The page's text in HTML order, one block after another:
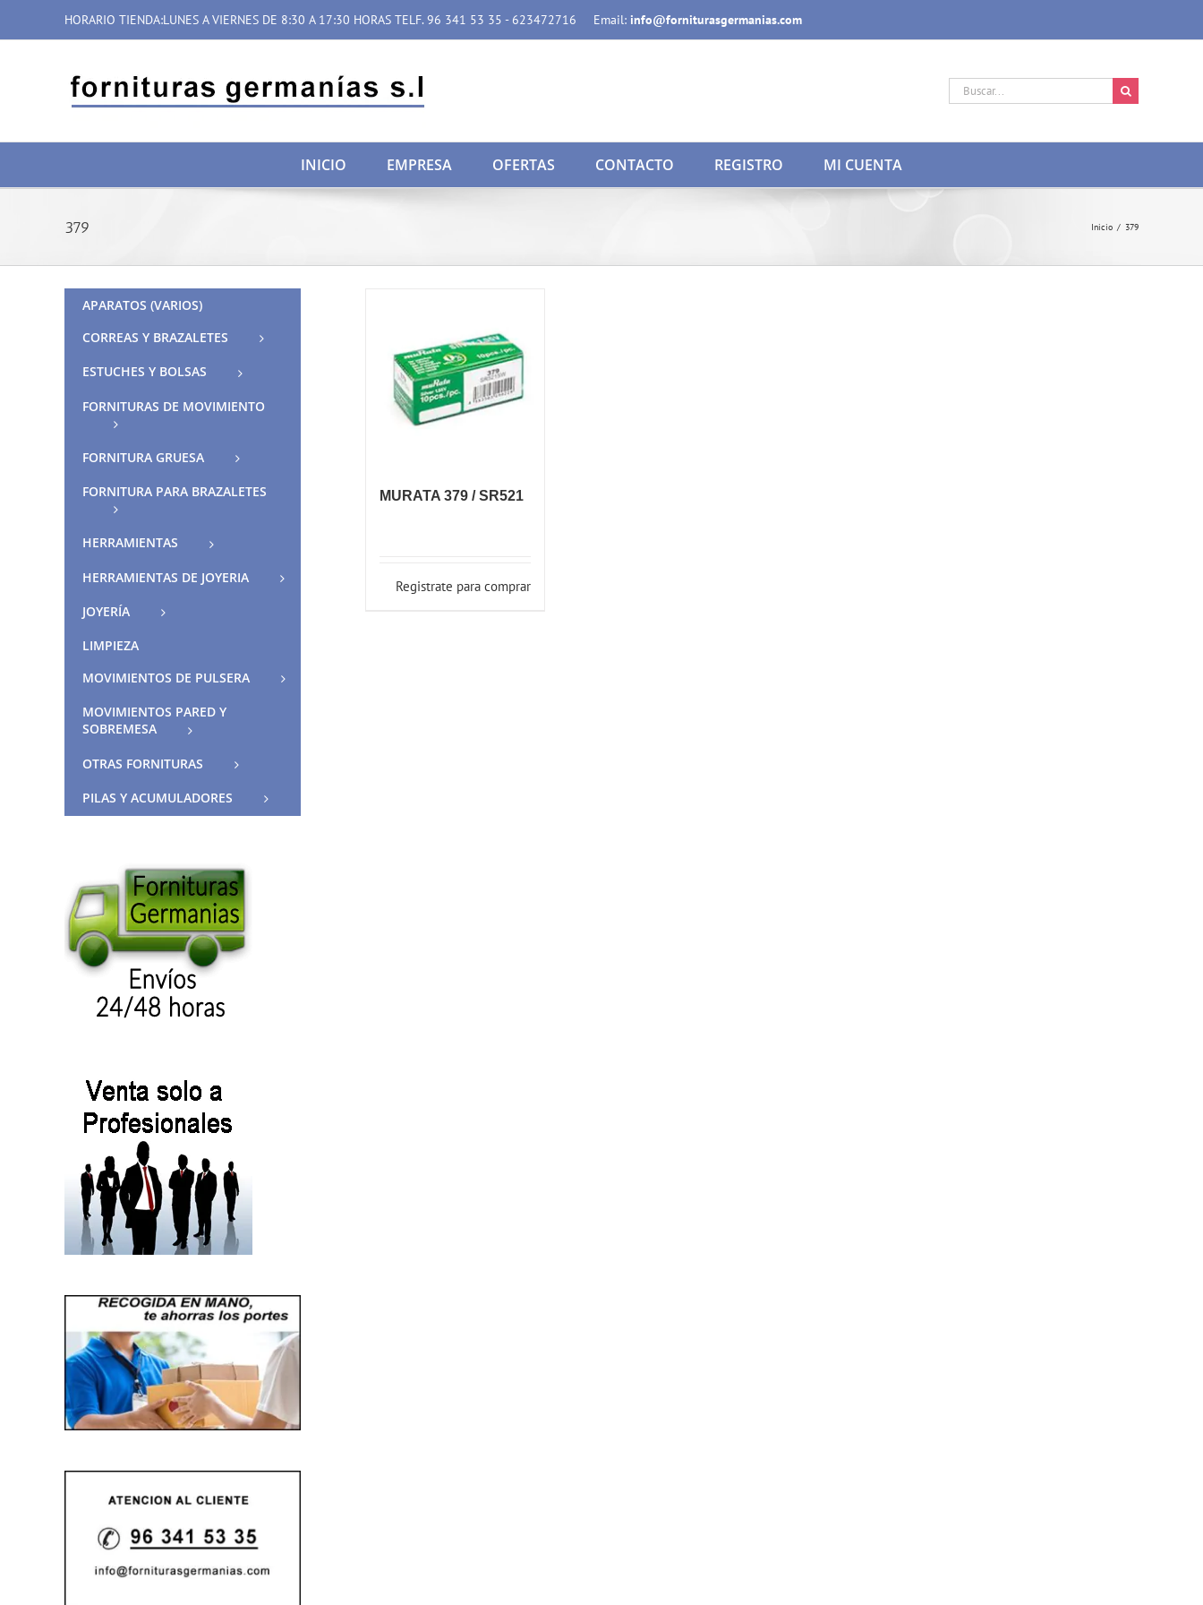
contenido
HORARIO TIENDA:LUNES A VIERNES DE 8:30 A 17:30 HORAS TELF. 96 341 53 35 - 623472716 Email: info@forniturasgermanias.com
Buscar:
INICIO EMPRESA OFERTAS CONTACTO REGISTRO MI CUENTA
379 Inicio / 379
MURATA 379 / SR521
Registrate para comprar
APARATOS (VARIOS)
CORREAS Y BRAZALETES
ESTUCHES Y BOLSAS
FORNITURAS DE MOVIMIENTO
FORNITURA GRUESA
FORNITURA PARA BRAZALETES
HERRAMIENTAS
HERRAMIENTAS DE JOYERIA
JOYERÍA
LIMPIEZA
MOVIMIENTOS DE PULSERA
MOVIMIENTOS PARED Y
SOBREMESA
OTRAS FORNITURAS
PILAS Y ACUMULADORES